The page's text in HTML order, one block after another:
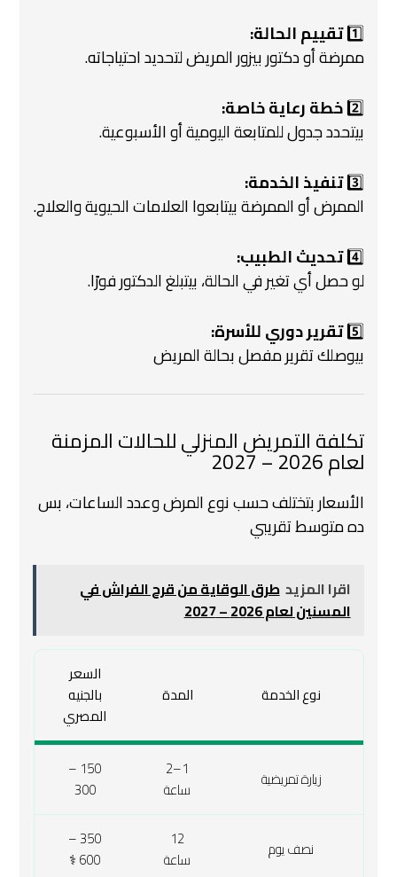
1️⃣تقييم الحالة:
ممرضة أو دكتور بيزور المريض لتحديد احتياجاته.
2️⃣خطة رعاية خاصة:
بيتحدد جدول للمتابعة اليومية أو الأسبوعية.
3️⃣تنفيذ الخدمة:
الممرض أو الممرضة بيتابعوا العلامات الحيوية والعلاج.
4️⃣تحديث الطبيب:
لو حصل أي تغير في الحالة، بيتبلغ الدكتور فورًا.
5️⃣تقرير دوري للأسرة:
بيوصلك تقرير مفصل بحالة المريض
تكلفة التمريض المنزلي للحالات المزمنة
لعام 2026 – 2027
الأسعار بتختلف حسب نوع المرض وعدد الساعات،بس
ده متوسط تقريبي
اقرا المزيد طرق الوقاية من قرح الفراش في
المسنين لعام 2026 – 2027
نوع الخدمة المدة
السعر
بالجنيه
المصري
زيارة تمريضية
1–2
ساعة
150 –
300
نصف يوم
12
ساعة
350 –
600 ‍⚕️